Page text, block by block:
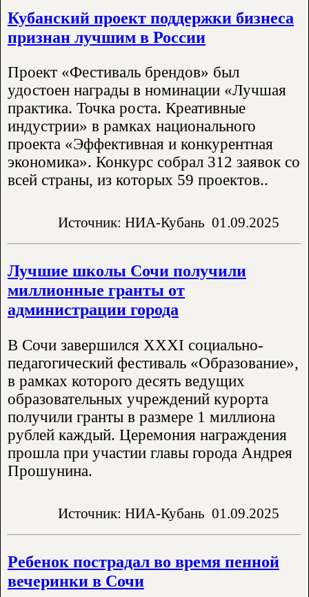
Кубанский проект поддержки бизнеса
признан лучшим в России
Проект «Фестиваль брендов» был
удостоен награды в номинации «Лучшая
практика. Точка роста. Креативные
индустрии» в рамках национального
проекта «Эффективная и конкурентная
экономика». Конкурс собрал 312 заявок со
всей страны, из которых 59 проектов..
Источник: НИА-Кубань 01.09.2025
Лучшие школы Сочи получили
миллионные гранты от
администрации города
В Сочи завершился XXXI социально-
педагогический фестиваль «Образование»,
в рамках которого десять ведущих
образовательных учреждений курорта
получили гранты в размере 1 миллиона
рублей каждый. Церемония награждения
прошла при участии главы города Андрея
Прошунина.
Источник: НИА-Кубань 01.09.2025
Ребенок пострадал во время пенной
вечеринки в Сочи